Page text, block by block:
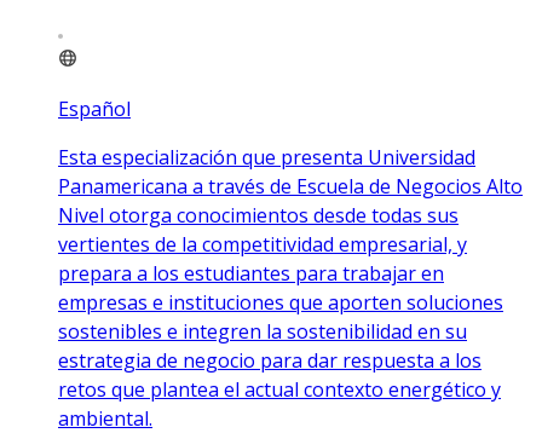
Español
Esta especialización que presenta Universidad
Panamericana a través de Escuela de Negocios Alto
Nivel otorga conocimientos desde todas sus
vertientes de la competitividad empresarial, y
prepara a los estudiantes para trabajar en
empresas e instituciones que aporten soluciones
sostenibles e integren la sostenibilidad en su
estrategia de negocio para dar respuesta a los
retos que plantea el actual contexto energético y
ambiental.